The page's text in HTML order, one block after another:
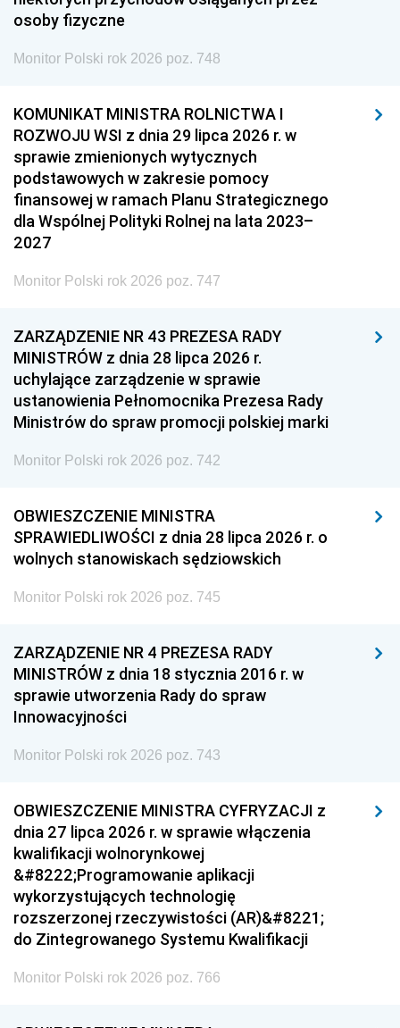
osoby fizyczne
Monitor Polski rok 2026 poz. 748
KOMUNIKAT MINISTRA ROLNICTWA I
ROZWOJU WSI z dnia 29 lipca 2026 r. w
sprawie zmienionych wytycznych
podstawowych w zakresie pomocy
finansowej w ramach Planu Strategicznego
dla Wspólnej Polityki Rolnej na lata 2023–
2027
Monitor Polski rok 2026 poz. 747
ZARZĄDZENIE NR 43 PREZESA RADY
MINISTRÓW z dnia 28 lipca 2026 r.
uchylające zarządzenie w sprawie
ustanowienia Pełnomocnika Prezesa Rady
Ministrów do spraw promocji polskiej marki
Monitor Polski rok 2026 poz. 742
OBWIESZCZENIE MINISTRA
SPRAWIEDLIWOŚCI z dnia 28 lipca 2026 r. o
wolnych stanowiskach sędziowskich
Monitor Polski rok 2026 poz. 745
ZARZĄDZENIE NR 4 PREZESA RADY
MINISTRÓW z dnia 18 stycznia 2016 r. w
sprawie utworzenia Rady do spraw
Innowacyjności
Monitor Polski rok 2026 poz. 743
OBWIESZCZENIE MINISTRA CYFRYZACJI z
dnia 27 lipca 2026 r. w sprawie włączenia
kwalifikacji wolnorynkowej
&#8222;Programowanie aplikacji
wykorzystujących technologię
rozszerzonej rzeczywistości (AR)&#8221;
do Zintegrowanego Systemu Kwalifikacji
Monitor Polski rok 2026 poz. 766